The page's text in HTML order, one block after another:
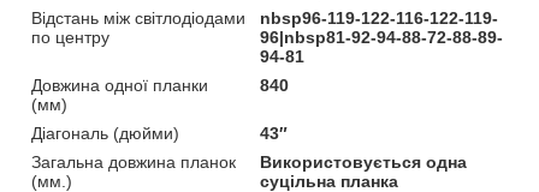
Відстань між світлодіодами
по центру
nbsp96-119-122-116-122-119-
96|nbsp81-92-94-88-72-88-89-
94-81
Довжина одної планки
(мм)
840
Діагональ (дюйми)
43″
Загальна довжина планок
(мм.)
Використовується одна
суцільна планка